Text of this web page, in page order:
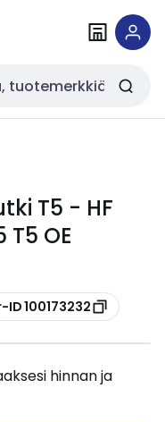
T5 - HF
OE
ID 100173232
hinnan ja